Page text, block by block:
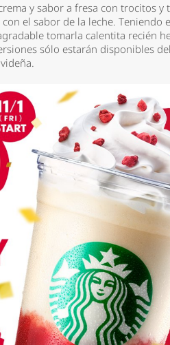
y sabor a fresa con trocitos
el sabor de la leche. Teniendo
tomarla calentita recién
sólo estarán disponibles
Nombre *